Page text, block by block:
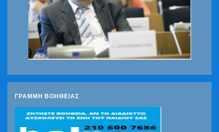
ΓΡΑΜΜΗ ΒΟΗΘΕΙΑΣ